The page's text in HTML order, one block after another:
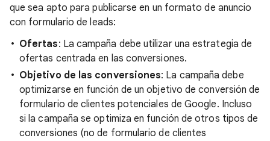
que sea apto para publicarse en un formato de anuncio
con formulario de leads:
Ofertas: La campaña debe utilizar una estrategia de
ofertas centrada en las conversiones.
Objetivo de las conversiones: La campaña debe
optimizarse en función de un objetivo de conversión de
formulario de clientes potenciales de Google. Incluso
si la campaña se optimiza en función de otros tipos de
conversiones (no de formulario de clientes